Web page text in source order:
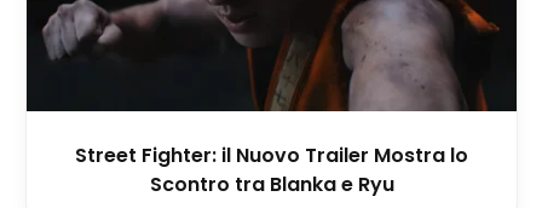
Street Fighter: il Nuovo Trailer Mostra lo
Scontro tra Blanka e Ryu